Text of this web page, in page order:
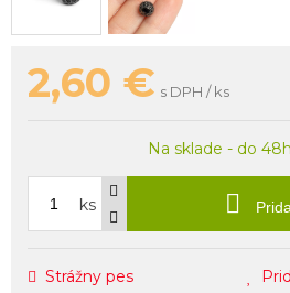
2,60 € s DPH / ks
Na sklade - do
ks
Strážny pes